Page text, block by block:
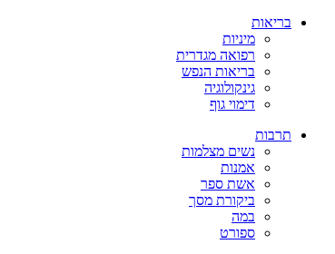
בריאות
מיניות
רפואה מגדרית
בריאות הנפש
גינקולוגיה
דימוי גוף
תרבות
נשים מצלמות
אמנות
אשת ספר
ביקורת מסך
במה
ספורט